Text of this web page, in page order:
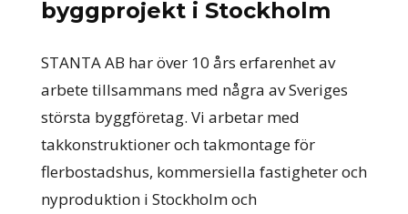
byggprojekt i Stockholm
STANTA AB har över 10 års erfarenhet av
arbete tillsammans med några av Sveriges
största byggföretag. Vi arbetar med
takkonstruktioner och takmontage för
flerbostadshus, kommersiella fastigheter och
nyproduktion i Stockholm och